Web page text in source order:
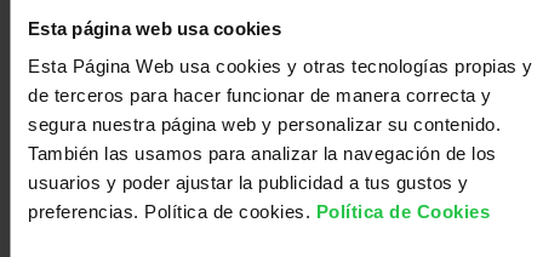
Esta página web usa cookies
Esta Página Web usa cookies y otras tecnologías propias y
de terceros para hacer funcionar de manera correcta y
segura nuestra página web y personalizar su contenido.
También las usamos para analizar la navegación de los
usuarios y poder ajustar la publicidad a tus gustos y
preferencias. Política de cookies. Política de Cookies
grupos diferentes: tumor neuroendocrino (NET);
adenoneuroendocrino mixto (MANEC).su tratamiento
es quirúrgico y en algún caso es preciso añadir
quimioterapia.
Sarcomas:La mayoría de estos tumores son
gastrointestinal stromal tumor (GIST). Se pueden